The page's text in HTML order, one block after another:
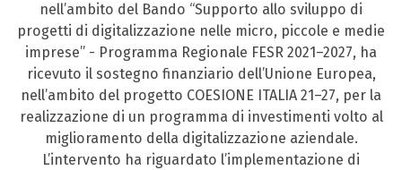
nell’ambito del Bando “Supporto allo sviluppo di
progetti di digitalizzazione nelle micro, piccole e medie
imprese” - Programma Regionale FESR 2021–2027, ha
ricevuto il sostegno finanziario dell’Unione Europea,
nell’ambito del progetto COESIONE ITALIA 21–27, per la
realizzazione di un programma di investimenti volto al
miglioramento della digitalizzazione aziendale.
L’intervento ha riguardato l’implementazione di